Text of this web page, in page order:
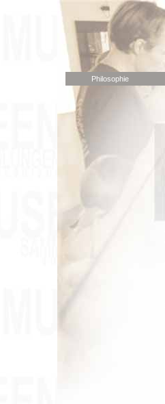
Philosophie